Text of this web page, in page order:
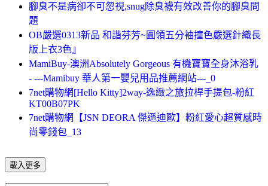
腳臭不是病卻不可忽視,snug除臭襪有效改善你的腳臭問
題
OB嚴選0313新品 和諧芬芳~圓領五分袖撞色嚴選針織長
版上衣3色』
MamiBuy-澳洲Absolutely Gorgeous 有機寶寶全身沐浴乳
- ---Mamibuy 華人第一嬰兒用品推薦網站---_0
7net購物網[Hello Kitty]2way-逸緻之旅拉桿手提包-粉紅
KT00B07PK
7net購物網【JSN DEORA 傑遜迪歐】粉紅愛心超質感時
尚零錢包_13
載入更多